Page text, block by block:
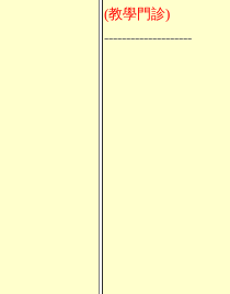
(教學門診)
--------------------